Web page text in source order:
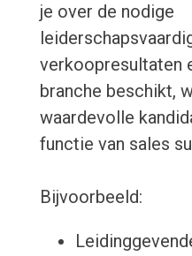
je over de nodige
verkoopresultaten
branche beschikt,
waardevolle
functie van sales
Bijvoorbeeld: